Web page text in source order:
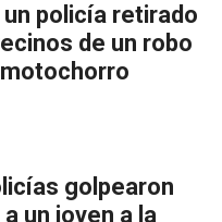
un policía retirado
de un robo
golpearon
un joven a la